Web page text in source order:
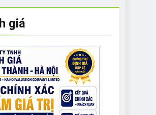
(and can’t) Eat
My Bulldog
giá